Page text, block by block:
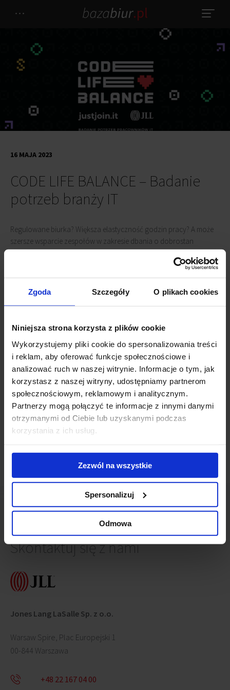
Zgoda Szczegóły O plikach cookies
Niniejsza strona korzysta z plików cookie
Wykorzystujemy pliki cookie do spersonalizowania treści
i reklam, aby oferować funkcje społecznościowe i
analizować ruch w naszej witrynie. Informacje o tym, jak
korzystasz z naszej witryny, udostępniamy partnerom
społecznościowym, reklamowym i analitycznym.
Partnerzy mogą połączyć te informacje z innymi danymi
otrzymanymi od Ciebie lub uzyskanymi podczas
korzystania z ich usług.
Zezwól na wszystkie
Spersonalizuj
Odmowa
CODE LIFE BALANCE – Badanie
potrzeb branży IT
16 MAJA 2023
Regulowane biurka? Większa elastyczność godzin pracy? A może
szersze wsparcie zespołów w zakresie dbania o dobrostan
fizyczny i psychiczny? Zapraszamy do wzięcia udziału w badaniu
potrzeb branży IT, które przygotowaliśmy we współpracy z firmą
Just Join IT. Badanie jest w pełni anonimowe i zajmie nie więcej niż
10 minut, a nam pozwoli lepiej zrozumieć, co jest najważniejsze dla
Zapraszamy do udziału w ankiecie :
Wyniki badania w formie raportu przedstawimy po zebraniu
odpowiedzi od wszystkich ankietowanych.
Skontaktuj się z nami
Jones Lang LaSalle Sp. z o.o.
Warsaw Spire, Plac Europejski 1
00-844 Warszawa
+48 22 167 04 00